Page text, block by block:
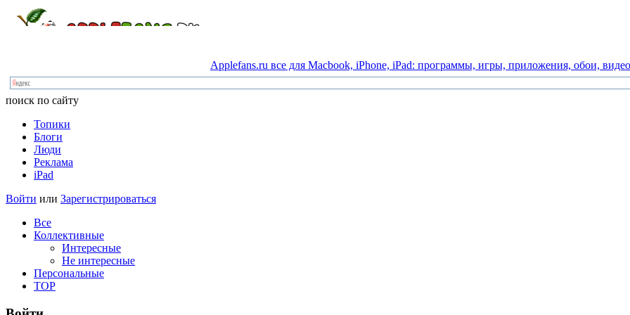
Applefans.ru все для Macbook, iPhone, iPad: программы, игры, приложения, обои, видео
поиск по сайту
Топики
Блоги
Люди
Реклама
iPad
Войти или Зарегистрироваться
Все
Коллективные
Интересные
Не интересные
Персональные
TOP